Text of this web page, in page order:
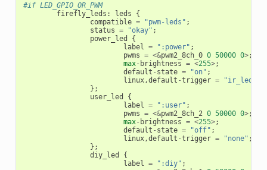
#if LED_GPIO_OR_PWM
firefly_leds : leds
{
compatible = "pwm-leds" ;
status = "okay" ;
power_led
{
label
= ":power" ;
pwms = <&pwm2_8ch_0 0 50000 0>;
max- brightness = <255>;
default - state = "on" ;
linux,default -trigger = "ir_led"
};
user_led
{
label
= ":user" ;
pwms = <&pwm2_8ch_2 0 50000 0>;
max- brightness = <255>;
default - state = "off" ;
linux,default -trigger = "none" ;
};
diy_led
{
label
= ":diy" ;